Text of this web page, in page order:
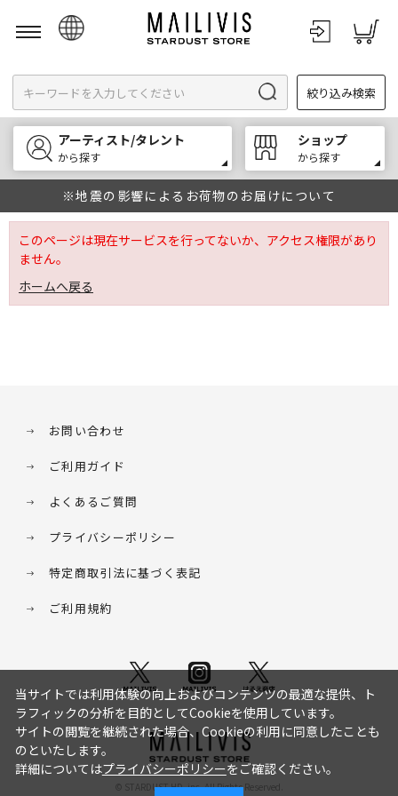
English
한국어
中文
絞り込み検索
アーティスト/タレント
から探す
ショップ
から探す
※地震の影響によるお荷物のお届けについて
このページは現在サービスを行ってないか、アクセス権限があり
ません。
ホームへ戻る
お問い合わせ
ご利用ガイド
よくあるご質問
プライバシーポリシー
特定商取引法に基づく表記
ご利用規約
© STARDUST HD. inc. All Rights Reserved.
当サイトでは利用体験の向上およびコンテンツの最適な提供、ト
ラフィックの分析を目的としてCookieを使用しています。
サイトの閲覧を継続された場合、Cookieの利用に同意したことも
のといたします。
詳細についてはプライバシーポリシーをご確認ください。